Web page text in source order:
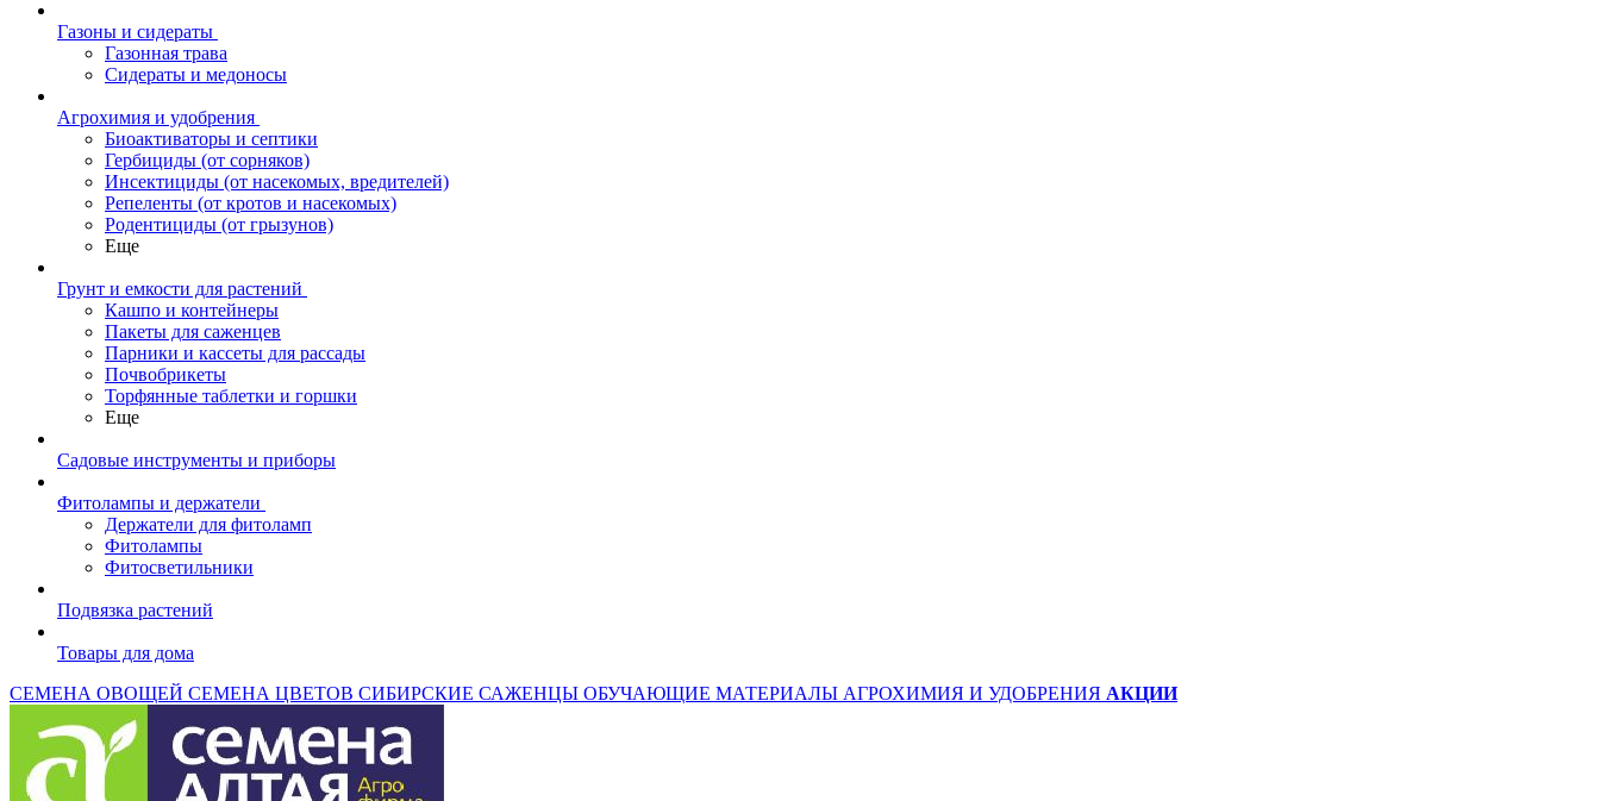
Газоны и сидераты
Газонная трава
Сидераты и медоносы
Агрохимия и удобрения
Биоактиваторы и септики
Гербициды (от сорняков)
Инсектициды (от насекомых, вредителей)
Репеленты (от кротов и насекомых)
Родентициды (от грызунов)
Еще
Грунт и емкости для растений
Кашпо и контейнеры
Пакеты для саженцев
Парники и кассеты для рассады
Почвобрикеты
Торфянные таблетки и горшки
Еще
Садовые инструменты и приборы
Фитолампы и держатели
Держатели для фитоламп
Фитолампы
Фитосветильники
Подвязка растений
Товары для дома
СЕМЕНА ОВОЩЕЙ СЕМЕНА ЦВЕТОВ СИБИРСКИЕ САЖЕНЦЫ ОБУЧАЮЩИЕ МАТЕРИАЛЫ АГРОХИМИЯ И УДОБРЕНИЯ АКЦИИ